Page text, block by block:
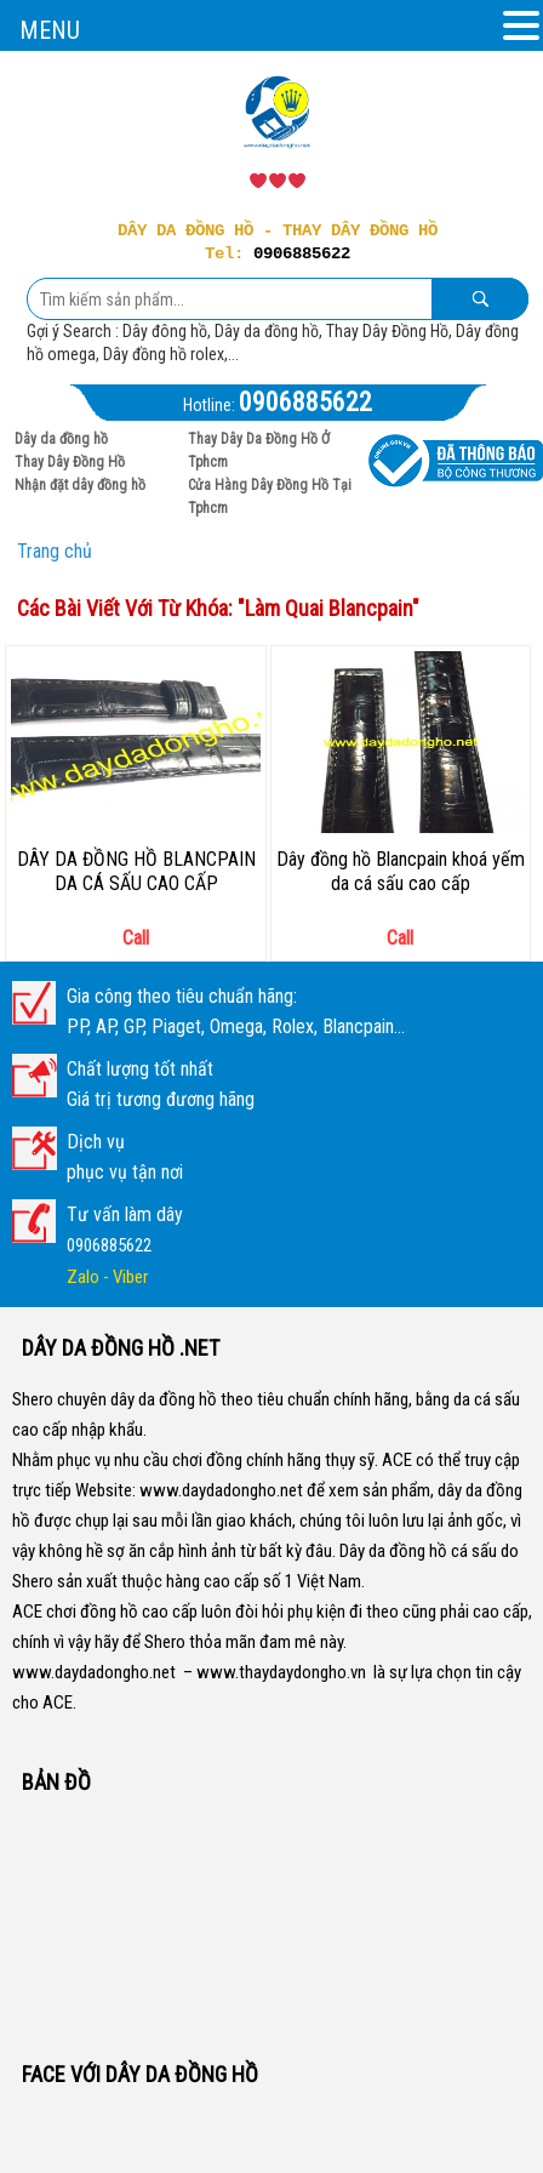
DÂY DA ĐỒNG HỒ - THAY DÂY ĐỒNG HỒ
Tel: 0906885622
Gợi ý Search : Dây đông hồ, Dây da đồng hồ, Thay Dây Đồng Hồ, Dây đồng
hồ omega, Dây đồng hồ rolex,...
Hotline: 0906885622
Dây da đồng hồ
Thay Dây Đồng Hồ
Nhận đặt dây đồng hồ
Thay Dây Da Đồng Hồ Ở
Tphcm
Cửa Hàng Dây Đồng Hồ Tại
Tphcm
Trang chủ
Các Bài Viết Với Từ Khóa: "Làm Quai Blancpain"
DÂY DA ĐỒNG HỒ BLANCPAIN
DA CÁ SẤU CAO CẤP
Call
Dây đồng hồ Blancpain khoá yếm
da cá sấu cao cấp
Call
Gia công theo tiêu chuẩn hãng:
PP, AP, GP, Piaget, Omega, Rolex, Blancpain...
Chất lượng tốt nhất
Giá trị tương đương hãng
Dịch vụ
phục vụ tận nơi
Tư vấn làm dây
0906885622
Zalo - Viber
DÂY DA ĐỒNG HỒ .NET
Shero chuyên dây da đồng hồ theo tiêu chuẩn chính hãng, bằng da cá sấu
cao cấp nhập khẩu.
Nhằm phục vụ nhu cầu chơi đồng chính hãng thụy sỹ. ACE có thể truy cập
trực tiếp Website: www.daydadongho.netđể xem sản phẩm, dây da đồng
hồ được chụp lại sau mỗi lần giao khách, chúng tôi luôn lưu lại ảnh gốc, vì
vậy không hề sợ ăn cắp hình ảnh từ bất kỳ đâu. Dây da đồng hồ cá sấu do
Shero sản xuất thuộc hàng cao cấp số 1 Việt Nam.
ACE chơi đồng hồ cao cấp luôn đòi hỏi phụ kiện đi theo cũng phải cao cấp,
chính vì vậy hãy để Shero thỏa mãn đam mê này.
www.daydadongho.net – www.thaydaydongho.vn là sự lựa chọn tin cậy
cho ACE.
BẢN ĐỒ
FACE VỚI DÂY DA ĐỒNG HỒ
MENU